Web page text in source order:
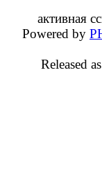
активная
Powered by
Released